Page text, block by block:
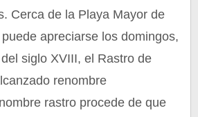
Cerca de la Playa Mayor de
apreciarse los domingos,
siglo XVIII, el Rastro de
renombre
rastro procede de que